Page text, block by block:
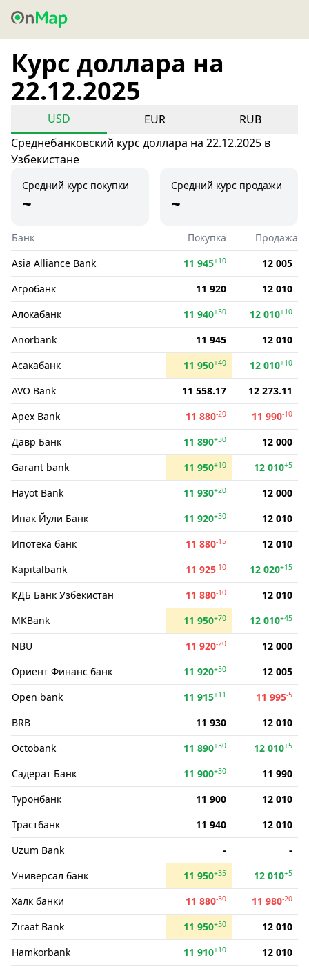
Курс доллара на
22.12.2025
USD EUR
RUB
Среднебанковский курс доллара на 22.12.2025 в
Узбекистане
Средний курс покупки
~
Средний курс продажи
~
Банк Покупка
Продажа
Asia Alliance Bank
11 945+10
12 005
Агробанк
11 920
12 010
Алокабанк
11 940+30 12 010+10
Anorbank 11 945
12 010
Асакабанк
11 950+40 12 010+10
AVO Bank 11 558.17
12 273.11
Apex Bank
11 880-20 11 990-10
Давр Банк 11 890+30
12 000
Garant bank
11 950+10 12 010+5
Hayot Bank 11 930+20
12 000
Ипак Йули Банк
11 920+30
12 010
Ипотека банк
11 880-15
12 010
Kapitalbank
11 925-10 12 020+15
КДБ Банк Узбекистан 11 880-10
12 010
MKBank
11 950+70 12 010+45
NBU 11 920-20
12 000
Ориент Финанс банк
11 920+50
12 005
Open bank
11 915+11 11 995-5
BRB 11 930
12 010
Octobank
11 890+30 12 010+5
Садерат Банк 11 900+30
11 990
Туронбанк
11 900
12 010
Трастбанк
11 940
12 010
Uzum Bank
-
-
Универсал банк
11 950+35 12 010+5
Халк банки 11 880-30 11 980-20
Ziraat Bank 11 950+50
12 010
Hamkorbank
11 910+10
12 010